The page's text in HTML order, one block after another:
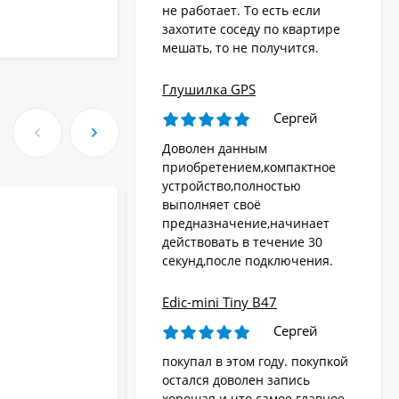
не работает. То есть если
захотите соседу по квартире
мешать, то не получится.
Глушилка GPS
Сергей
Доволен данным
приобретением,компактное
устройство,полностью
выполняет своё
предназначение,начинает
действовать в течение 30
секунд,после подключения.
Edic-mini Tiny B47
Сергей
покупал в этом году. покупкой
остался доволен запись